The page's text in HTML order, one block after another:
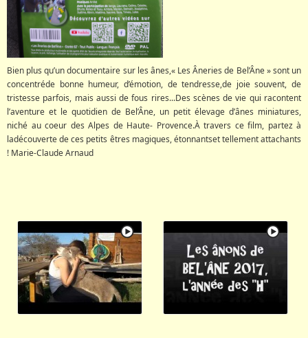
Bien plus qu’un documentaire sur les ânes,« Les Âneries de Bel’Âne » sont un
concentréde bonne humeur, d’émotion, de tendresse,de joie souvent, de
tristesse parfois, mais aussi de fous rires...Des scènes de vie qui racontent
l’aventure et le quotidien de Bel’Âne, un petit élevage d’ânes miniatures,
niché au coeur des Alpes de Haute- Provence.À travers ce film, partez à
ladécouverte de ces petits êtres magiques, étonnantset tellement attachants
! Marie-Claude Arnaud